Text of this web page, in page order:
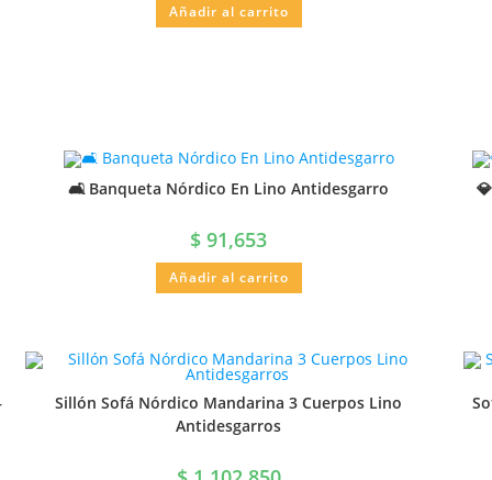
Añadir al carrito
🛋️ Banqueta Nórdico En Lino Antidesgarro
$ 91,653
Añadir al carrito
Sillón Sofá Nórdico Mandarina 3 Cuerpos Lino
Antidesgarros